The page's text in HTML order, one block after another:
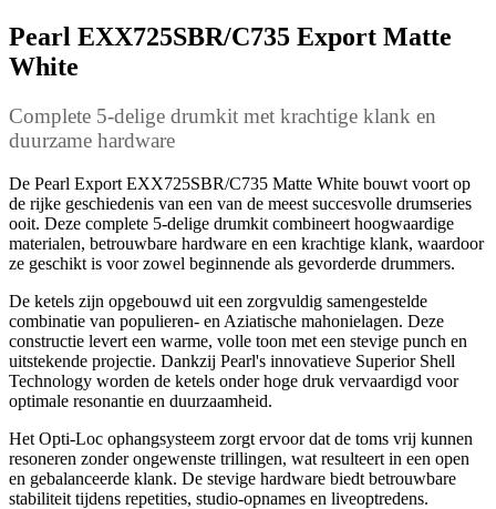
Pearl EXX725SBR/C735 Export Matte
White
Complete 5-delige drumkit met krachtige klank en
duurzame hardware
De Pearl Export EXX725SBR/C735 Matte White bouwt voort op
de rijke geschiedenis van een van de meest succesvolle drumseries
ooit. Deze complete 5-delige drumkit combineert hoogwaardige
materialen, betrouwbare hardware en een krachtige klank, waardoor
ze geschikt is voor zowel beginnende als gevorderde drummers.
De ketels zijn opgebouwd uit een zorgvuldig samengestelde
combinatie van populieren- en Aziatische mahonielagen. Deze
constructie levert een warme, volle toon met een stevige punch en
uitstekende projectie. Dankzij Pearl's innovatieve Superior Shell
Technology worden de ketels onder hoge druk vervaardigd voor
optimale resonantie en duurzaamheid.
Het Opti-Loc ophangsysteem zorgt ervoor dat de toms vrij kunnen
resoneren zonder ongewenste trillingen, wat resulteert in een open
en gebalanceerde klank. De stevige hardware biedt betrouwbare
stabiliteit tijdens repetities, studio-opnames en liveoptredens.